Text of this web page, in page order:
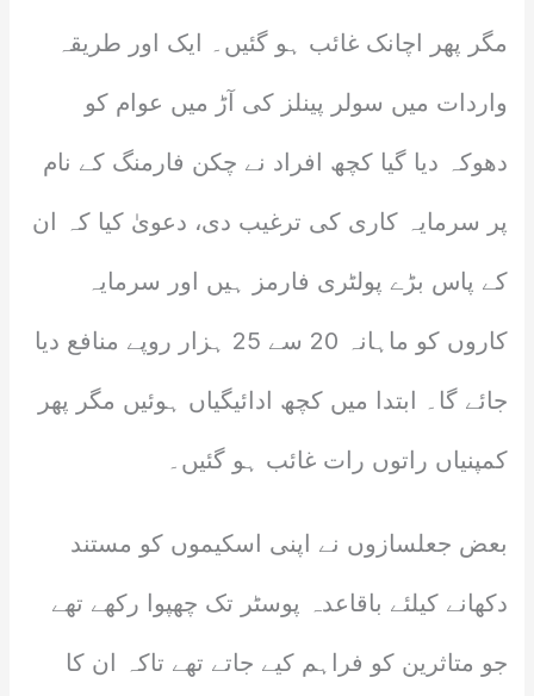
مگر پھر اچانک غائب ہو گئیں۔ ایک اور طریقہ
واردات میں سولر پینلز کی آڑ میں عوام کو
دھوکہ دیا گیا کچھ افراد نے چکن فارمنگ کے نام
پر سرمایہ کاری کی ترغیب دی، دعویٰ کیا کہ ان
کے پاس بڑے پولٹری فارمز ہیں اور سرمایہ
کاروں کو ماہانہ 20 سے 25 ہزار روپے منافع دیا
جائے گا۔ ابتدا میں کچھ ادائیگیاں ہوئیں مگر پھر
کمپنیاں راتوں رات غائب ہو گئیں۔
بعض جعلسازوں نے اپنی اسکیموں کو مستند
دکھانے کیلئے باقاعدہ پوسٹر تک چھپوا رکھے تھے
جو متاثرین کو فراہم کیے جاتے تھے تاکہ ان کا